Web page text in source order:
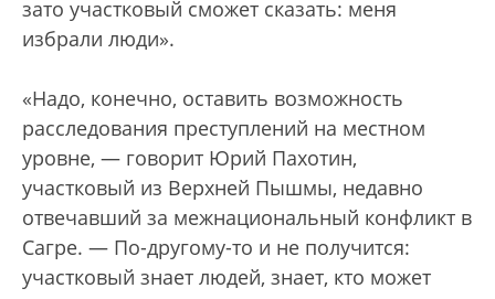
зато участковый сможет сказать: меня
избрали люди».
«Надо, конечно, оставить возможность
расследования преступлений на местном
уровне, — говорит Юрий Пахотин,
участковый из Верхней Пышмы, недавно
отвечавший за межнациональный конфликт в
Сагре. — По-другому-то и не получится:
участковый знает людей, знает, кто может